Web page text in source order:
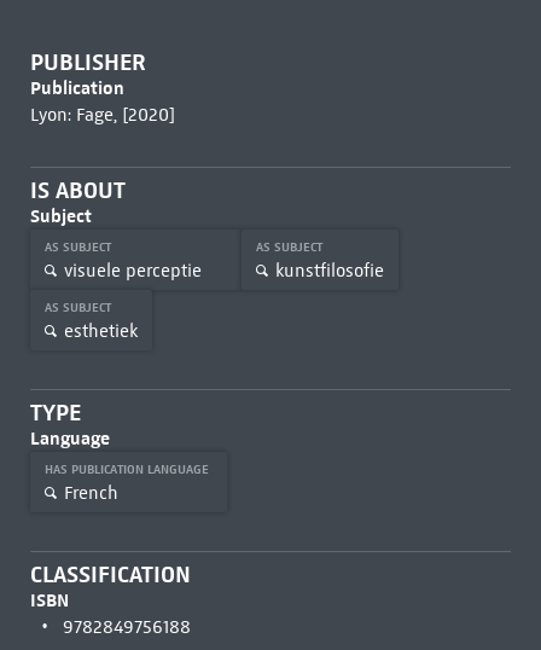
PUBLISHER
Publication
Lyon: Fage, [2020]
IS ABOUT
Subject
AS SUBJECT
visuele perceptie
AS SUBJECT
kunstfilosofie
AS SUBJECT
esthetiek
TYPE
Language
HAS PUBLICATION LANGUAGE
French
CLASSIFICATION
ISBN
9782849756188